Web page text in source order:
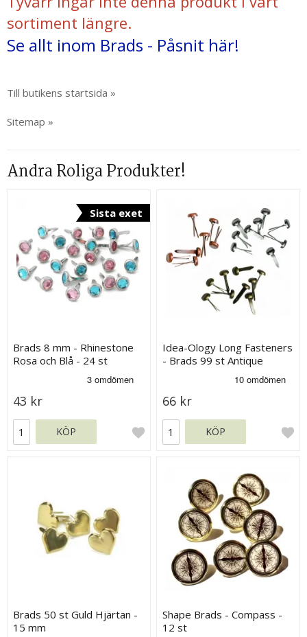
sortiment längre.
Se allt inom Brads - Påsnit här!
Till butikens startsida »
Sitemap »
Andra Roliga Produkter!
Sista exet
Brads 8 mm - Rhinestone
Rosa och Blå - 24 st
43 kr
KÖP
Idea-Ology Long Fasteners
- Brads 99 st Antique
Nickel, Brass & Copper
66 kr
KÖP
Brads 50 st Guld Hjärtan -
15 mm
Shape Brads - Compass -
12 st